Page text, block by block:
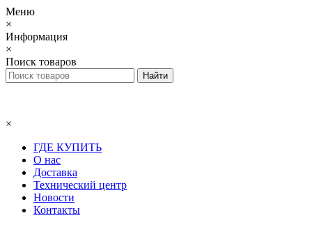
Меню
×
Информация
×
Поиск товаров
×
ГДЕ КУПИТЬ
О нас
Доставка
Технический центр
Новости
Контакты